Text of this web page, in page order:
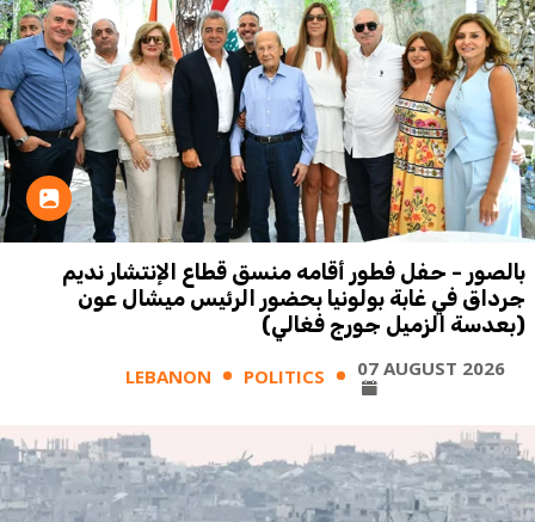
بالصور - حفل فطور أقامه منسق قطاع الإنتشار نديم
جرداق في غابة بولونيا بحضور الرئيس ميشال عون
(بعدسة الزميل جورج فغالي)
LEBANON POLITICS 07 AUGUST 2026